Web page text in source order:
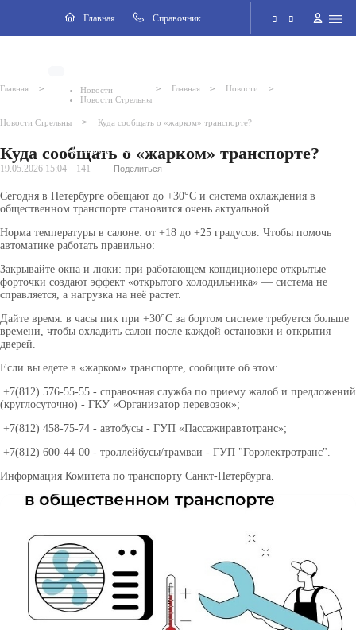
Главная Cправочник
Версия для слабовидящих
Поиск по сайту
Главная >
Новости
Новости Стрельны
> Главная > Новости >
Новости Стрельны > Куда сообщать о «жарком» транспорте?
Куда сообщать о «жарком» транспорте?
19.05.2026 15:04 141 Поделиться
Сегодня в Петербурге обещают до +30°C и система охлаждения в
общественном транспорте становится очень актуальной.
Норма температуры в салоне: от +18 до +25 градусов. Чтобы помочь
автоматике работать правильно:
Закрывайте окна и люки: при работающем кондиционере открытые
форточки создают эффект «открытого холодильника» — система не
справляется, а нагрузка на неё растет.
Дайте время: в часы пик при +30°C за бортом системе требуется больше
времени, чтобы охладить салон после каждой остановки и открытия
дверей.
Если вы едете в «жарком» транспорте, сообщите об этом:
+7(812) 576-55-55 - справочная служба по приему жалоб и предложений
(круглосуточно) - ГКУ «Организатор перевозок»;
+7(812) 458-75-74 - автобусы - ГУП «Пассажиравтотранс»;
+7(812) 600-44-00 - троллейбусы/трамваи - ГУП "Горэлектротранс".
Информация Комитета по транспорту Санкт-Петербурга.